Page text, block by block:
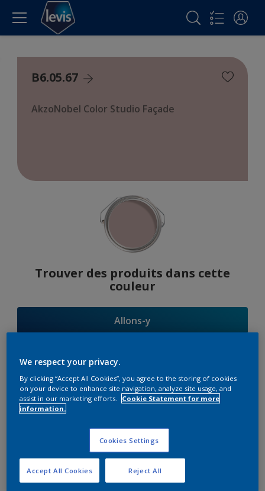
B6.05.67
AkzoNobel Color Studio Façade
Trouver des produits dans cette
couleur
Allons-y
Suggestions
d'Harmonies
Le Blanc Parfait
We respect your privacy.
By clicking “Accept All Cookies”, you agree to the storing of cookies
on your device to enhance site navigation, analyze site usage, and
assist in our marketing efforts.
Cookie Statement for more
information.
Cookies Settings
Reject All
Accept All Cookies